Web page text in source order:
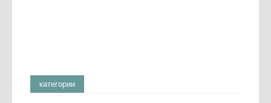
категории